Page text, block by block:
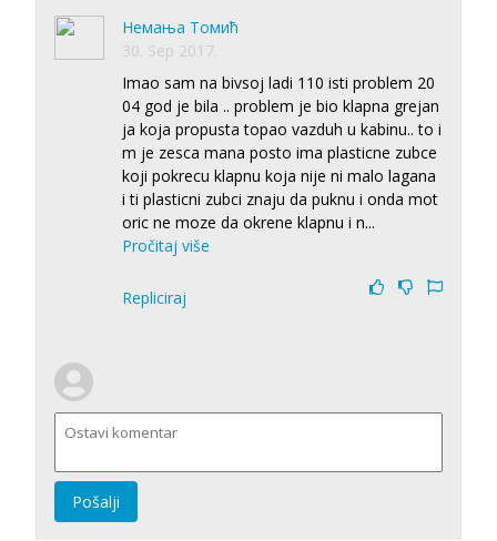
Немања Томић
30. Sep 2017.
Imao sam na bivsoj ladi 110 isti problem 20
04 god je bila .. problem je bio klapna grejan
ja koja propusta topao vazduh u kabinu.. to i
m je zesca mana posto ima plasticne zubce
koji pokrecu klapnu koja nije ni malo lagana
i ti plasticni zubci znaju da puknu i onda mot
oric ne moze da okrene klapnu i n...
Pročitaj više
Repliciraj
Pošalji